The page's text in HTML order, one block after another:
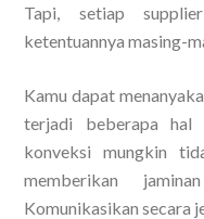
Tapi, setiap
ketentuannya masing-
Kamu dapat
terjadi beberapa hal
konveksi mungkin
memberikan
Komunikasikan secara